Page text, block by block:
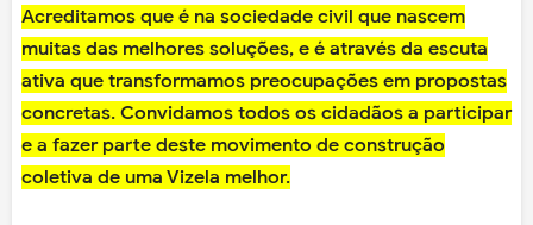
Acreditamos que é na sociedade civil que nascem
muitas das melhores soluções, e é através da escuta
ativa que transformamos preocupações em propostas
concretas. Convidamos todos os cidadãos a participar
e a fazer parte deste movimento de construção
coletiva de uma Vizela melhor.